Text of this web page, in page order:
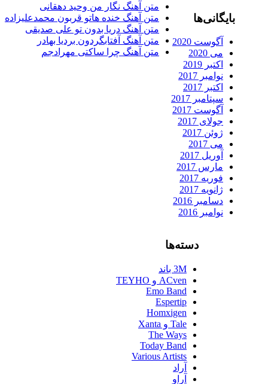
متن آهنگ نگار من وحید دهقانی
متن آهنگ خنده هاتو قربون محمدعلیزاده
متن آهنگ دریا بدون تو علی صدیقی
متن آهنگ آفتابگردون بردیا بهادر
متن آهنگ چرا ساکتی مهرادجم
بایگانی‌ها
آگوست 2020
می 2020
اکتبر 2019
نوامبر 2017
اکتبر 2017
سپتامبر 2017
آگوست 2017
جولای 2017
ژوئن 2017
می 2017
آوریل 2017
مارس 2017
فوریه 2017
ژانویه 2017
دسامبر 2016
نوامبر 2016
دسته‌ها
ACven و TEYHO
Emo Band
Espertip
Homxigen
Tale و Xanta
The Ways
Today Band
Various Artists